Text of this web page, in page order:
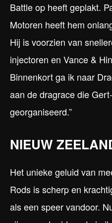
Battle op heeft geplakt.
Motoren heeft hem
Hij is voorzien van
injectoren en Vance &
Binnenkort ga ik naar
aan de dragrace die
georganiseerd.”
NIEUW
Het unieke geluid van
Rods is scherp en
als een speer vandoor.